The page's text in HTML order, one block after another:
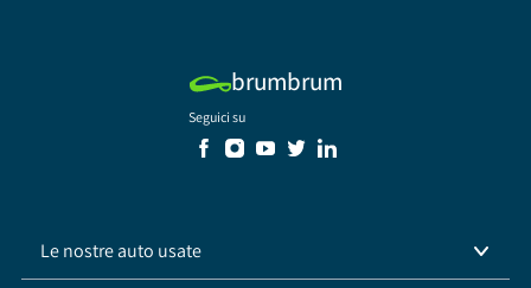
brumbrum
Seguici su
Le nostre auto usate